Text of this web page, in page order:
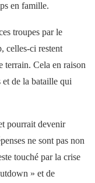
en famille.
troupes par le
celles-ci restent
terrain. Cela en raison
et de la bataille qui
pourrait devenir
ne sont pas non
touché par la crise
» et de